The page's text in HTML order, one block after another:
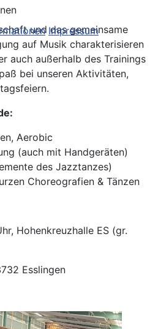
und das gemeinsame
auf Musik charakterisieren
auch außerhalb des Trainings
bei unseren Aktivitäten,
Aerobic
(auch mit Handgeräten)
des Jazztanzes)
Choreografien & Tänzen
Hohenkreuzhalle ES (gr.
Esslingen
Impressum